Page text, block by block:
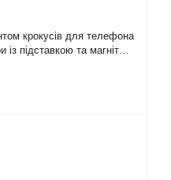
крокусів для телефона
підставкою та магнітом